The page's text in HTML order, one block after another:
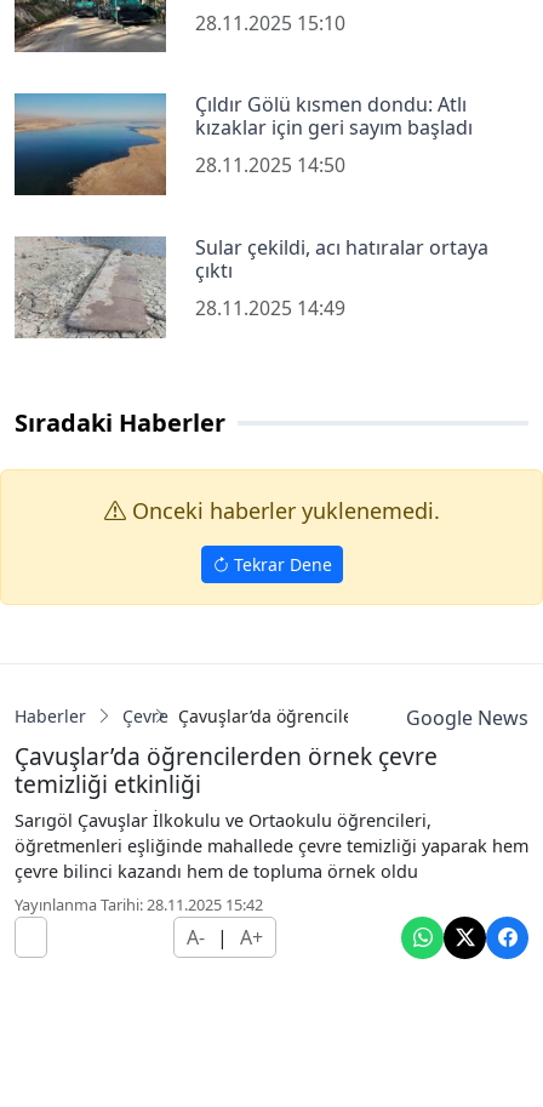
28.11.2025 15:10
Çıldır Gölü kısmen dondu: Atlı
kızaklar için geri sayım başladı
28.11.2025 14:50
Sular çekildi, acı hatıralar ortaya
çıktı
28.11.2025 14:49
Sıradaki Haberler
Onceki haberler yuklenemedi.
Tekrar Dene
Haberler Çevre Çavuşlar’da öğrencilerden örnek çevre
Google News
Çavuşlar’da öğrencilerden örnek çevre
temizliği etkinliği
Sarıgöl Çavuşlar İlkokulu ve Ortaokulu öğrencileri,
öğretmenleri eşliğinde mahallede çevre temizliği yaparak hem
çevre bilinci kazandı hem de topluma örnek oldu
Yayınlanma Tarihi: 28.11.2025 15:42
A- | A+